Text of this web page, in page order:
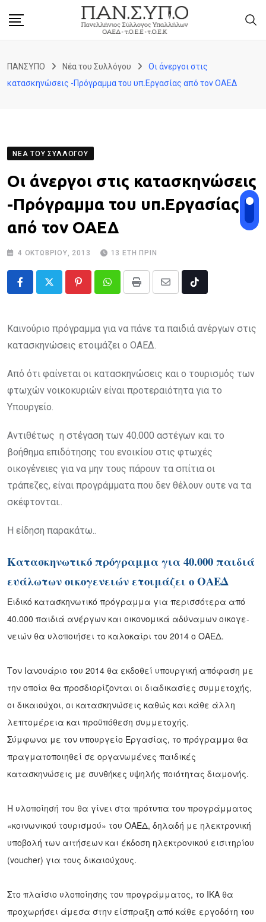
ΠΑΝΣΥΠΟ Νέα του Συλλόγου
Οι άνεργοι στις
κατασκηνώσεις -Πρόγραμμα του υπ.Εργασίας από τον ΟΑΕΔ
ΝΈΑ ΤΟΥ ΣΥΛΛΌΓΟΥ
Οι άνεργοι στις κατασκηνώσεις
-Πρόγραμμα του υπ.Εργασίας
από τον ΟΑΕΔ
4 ΟΚΤΩΒΡΊΟΥ, 2013 13 ΈΤΗ ΠΡΙΝ
PinterestWhatsappPrint
Share
Email
Tiktok
Καινούριο πρόγραμμα για να πάνε τα παιδιά ανέργων στις
κατασκηνώσεις ετοιμάζει ο ΟΑΕΔ.
Από ότι φαίνεται οι κατασκηνώσεις και ο τουρισμός των
φτωχών νοικοκυριών είναι προτεραιότητα για το
Υπουργείο.
Αντιθέτως η στέγαση των 40.000 αστέγων και το
βοήθημα επιδότησης του ενοικίου στις φτωχές
οικογένειες για να μην τους πάρουν τα σπίτια οι
τράπεζες, είναι προγράμματα που δεν θέλουν ουτε να τα
σκέφτονται..
Η είδηση παρακάτω..
Κατασκηνωτικό πρόγραμμα για 40.000 παιδιά
ευάλωτων οικογενειών ετοιμάζει ο ΟΑΕΔ
Ειδικό κατασκηνωτικό πρόγραμμα για περισσότερα από
40.000 παιδιά ανέργων και οικονομικά αδύναμων οικογε­
νειών θα υλοποιήσει το καλοκαίρι του 2014 ο ΟΑΕΔ.
Τον Ιανουάριο του 2014 θα εκδοθεί υπουργική απόφαση με
την οποία θα προσδιορίζονται οι διαδικασίες συμμετοχής,
οι δικαιούχοι, οι κατασκηνώσεις καθώς και κάθε άλλη
λεπτομέρεια και προϋπόθεση συμμετο­χής.
Σύμφωνα με τον υπουργείο Εργασίας, το πρόγραμμα θα
πραγματοποιηθεί σε οργανωμένες παι­δικές
κατασκηνώσεις με συνθήκες υψηλής ποιότητας διαμονής.
Η υλοποίησή του θα γίνει στα πρότυπα του προγράμματος
«κοι­νωνικού τουρισμού» του ΟΑΕΔ, δηλαδή με ηλεκτρονική
υποβολή των αιτήσεων και έκδοση ηλεκτρονικού εισι­τηρίου
(voucher) για τους δικαιούχους.
Στο πλαίσιο υλοποίησης του προγράμματος, το ΙΚΑ θα
προχω­ρήσει άμεσα στην είσπραξη από κάθε εργοδότη του